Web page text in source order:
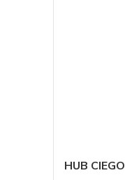
HUB CIEGO